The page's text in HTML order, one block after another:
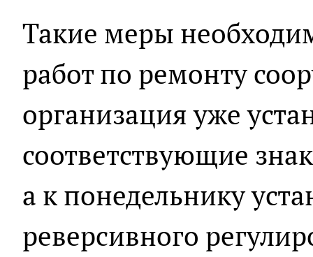
Такие меры
работ по ремонту
организация уже
соответствующие
а к понедельнику
реверсивного